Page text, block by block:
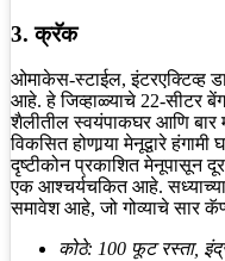
3. क्रॅक
ओमाकेस-स्टाईल, इंटरएक्टिव्ह
आहे. हे जिव्हाळ्याचे 22-सीटर
शैलीतील स्वयंपाकघर आणि
विकसित होणार्‍या मेनूद्वारे
दृष्टीकोन प्रकाशित मेनूपासून
एक आश्चर्यचकित आहे.
समावेश आहे, जो गोव्याचे सार
कोठे: 100 फूट रस्ता,